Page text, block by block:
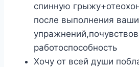
спинную
после выполнения
работоспособность
Хочу от всей души